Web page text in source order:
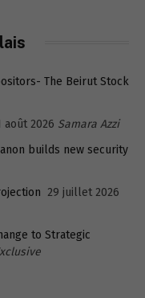
The Beirut Stock
août 2026 Samara Azzi
builds new security
29 juillet 2026
to Strategic